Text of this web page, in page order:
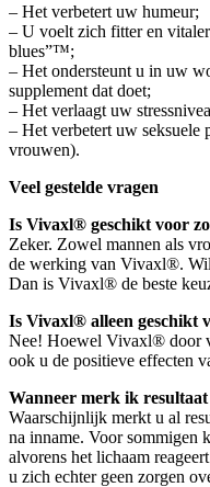
– Het verbetert uw humeur;
– U voelt zich fitter en
blues”™;
– Het ondersteunt u in uw
supplement dat doet;
– Het verlaagt uw
– Het verbetert uw seksuele
vrouwen).
Veel gestelde vragen
Is Vivaxl® geschikt voor
Zeker. Zowel mannen als
de werking van Vivaxl®.
Dan is Vivaxl® de beste
Is Vivaxl® alleen geschikt
Nee! Hoewel Vivaxl® door
ook u de positieve effecten
Wanneer merk ik
Waarschijnlijk merkt u al
na inname. Voor sommigen
alvorens het lichaam
u zich echter geen zorgen